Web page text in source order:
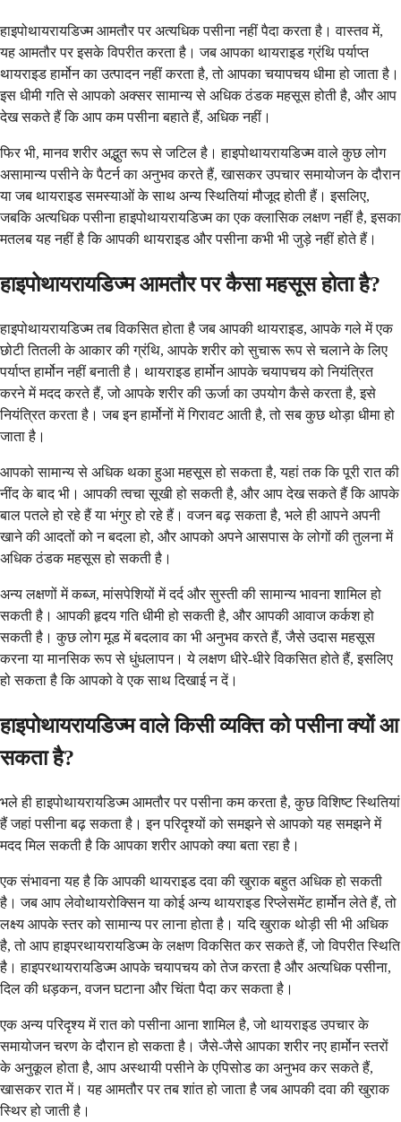
हाइपोथायरायडिज्म आमतौर पर अत्यधिक पसीना नहीं पैदा करता है। वास्तव में,
यह आमतौर पर इसके विपरीत करता है। जब आपका थायराइड ग्रंथि पर्याप्त
थायराइड हार्मोन का उत्पादन नहीं करता है, तो आपका चयापचय धीमा हो जाता है।
इस धीमी गति से आपको अक्सर सामान्य से अधिक ठंडक महसूस होती है, और आप
देख सकते हैं कि आप कम पसीना बहाते हैं, अधिक नहीं।
फिर भी, मानव शरीर अद्भुत रूप से जटिल है। हाइपोथायरायडिज्म वाले कुछ लोग
असामान्य पसीने के पैटर्न का अनुभव करते हैं, खासकर उपचार समायोजन के दौरान
या जब थायराइड समस्याओं के साथ अन्य स्थितियां मौजूद होती हैं। इसलिए,
जबकि अत्यधिक पसीना हाइपोथायरायडिज्म का एक क्लासिक लक्षण नहीं है, इसका
मतलब यह नहीं है कि आपकी थायराइड और पसीना कभी भी जुड़े नहीं होते हैं।
हाइपोथायरायडिज्म आमतौर पर कैसा महसूस होता है?
हाइपोथायरायडिज्म तब विकसित होता है जब आपकी थायराइड, आपके गले में एक
छोटी तितली के आकार की ग्रंथि, आपके शरीर को सुचारू रूप से चलाने के लिए
पर्याप्त हार्मोन नहीं बनाती है। थायराइड हार्मोन आपके चयापचय को नियंत्रित
करने में मदद करते हैं, जो आपके शरीर की ऊर्जा का उपयोग कैसे करता है, इसे
नियंत्रित करता है। जब इन हार्मोनों में गिरावट आती है, तो सब कुछ थोड़ा धीमा हो
जाता है।
आपको सामान्य से अधिक थका हुआ महसूस हो सकता है, यहां तक ​​कि पूरी रात की
नींद के बाद भी। आपकी त्वचा सूखी हो सकती है, और आप देख सकते हैं कि आपके
बाल पतले हो रहे हैं या भंगुर हो रहे हैं। वजन बढ़ सकता है, भले ही आपने अपनी
खाने की आदतों को न बदला हो, और आपको अपने आसपास के लोगों की तुलना में
अधिक ठंडक महसूस हो सकती है।
अन्य लक्षणों में कब्ज, मांसपेशियों में दर्द और सुस्ती की सामान्य भावना शामिल हो
सकती है। आपकी हृदय गति धीमी हो सकती है, और आपकी आवाज कर्कश हो
सकती है। कुछ लोग मूड में बदलाव का भी अनुभव करते हैं, जैसे उदास महसूस
करना या मानसिक रूप से धुंधलापन। ये लक्षण धीरे-धीरे विकसित होते हैं, इसलिए
हो सकता है कि आपको वे एक साथ दिखाई न दें।
हाइपोथायरायडिज्म वाले किसी व्यक्ति को पसीना क्यों आ
सकता है?
भले ही हाइपोथायरायडिज्म आमतौर पर पसीना कम करता है, कुछ विशिष्ट स्थितियां
हैं जहां पसीना बढ़ सकता है। इन परिदृश्यों को समझने से आपको यह समझने में
मदद मिल सकती है कि आपका शरीर आपको क्या बता रहा है।
एक संभावना यह है कि आपकी थायराइड दवा की खुराक बहुत अधिक हो सकती
है। जब आप लेवोथायरोक्सिन या कोई अन्य थायराइड रिप्लेसमेंट हार्मोन लेते हैं, तो
लक्ष्य आपके स्तर को सामान्य पर लाना होता है। यदि खुराक थोड़ी सी भी अधिक
है, तो आप हाइपरथायरायडिज्म के लक्षण विकसित कर सकते हैं, जो विपरीत स्थिति
है। हाइपरथायरायडिज्म आपके चयापचय को तेज करता है और अत्यधिक पसीना,
दिल की धड़कन, वजन घटाना और चिंता पैदा कर सकता है।
एक अन्य परिदृश्य में रात को पसीना आना शामिल है, जो थायराइड उपचार के
समायोजन चरण के दौरान हो सकता है। जैसे-जैसे आपका शरीर नए हार्मोन स्तरों
के अनुकूल होता है, आप अस्थायी पसीने के एपिसोड का अनुभव कर सकते हैं,
खासकर रात में। यह आमतौर पर तब शांत हो जाता है जब आपकी दवा की खुराक
स्थिर हो जाती है।